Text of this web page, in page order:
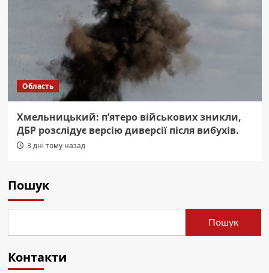
Область
Хмельницький: п’ятеро військових зникли,
ДБР розслідує версію диверсії після вибухів.
3 дні тому назад
Пошук
Пошук
Контакти